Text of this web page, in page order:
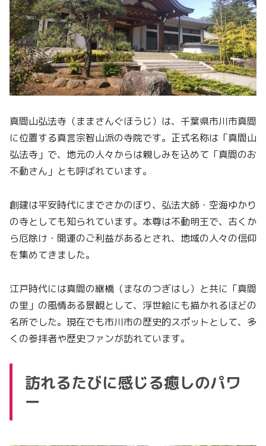
真間山弘法寺（ままさんぐほうじ）は、千葉県市川市真間
に位置する真言宗智山派の寺院です。正式名称は「真間山
弘法寺」で、地元の人々からは親しみを込めて「真間のお
不動さん」とも呼ばれています。
創建は平安時代にまでさかのぼり、弘法大師・空海ゆかり
の寺としても知られています。本尊は不動明王で、古くか
ら厄除け・開運のご利益があるとされ、地域の人々の信仰
を集めてきました。
江戸時代には真間の継橋（まなのつぎはし）と共に「真間
の里」の風情ある景観として、浮世絵にも描かれるほどの
名所でした。現在でも市川市の歴史的スポットとして、多
くの参拝者や歴史ファンが訪れています。
訪れるたびに感じる癒しのパワ
ー